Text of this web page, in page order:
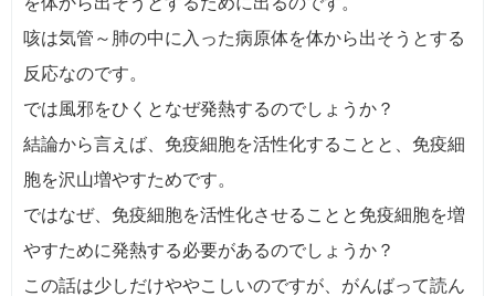
咳は気管～肺の中に入った病原体を体から出そうとする
反応なのです。
では風邪をひくとなぜ発熱するのでしょうか？
結論から言えば、免疫細胞を活性化することと、免疫細
胞を沢山増やすためです。
ではなぜ、免疫細胞を活性化させることと免疫細胞を増
やすために発熱する必要があるのでしょうか？
この話は少しだけややこしいのですが、がんばって読ん